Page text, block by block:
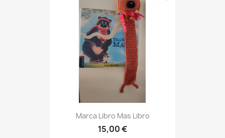
Marca Libro Mas Libro
15,00 €